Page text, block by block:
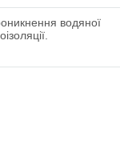
водяної